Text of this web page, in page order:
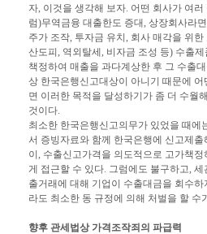
자, 이것을 생각해 보자. 어떤 회사가 여
럼)무역금융 대출한도 증대, 상장회사라
주가 조작, 투자금 유치, 회사 매각을 위한
산도피, 역외탈세, 비자금 조성 등) 수출
책정하여 매출을 과다계상한 후 그 수출
상 한국은행신고대상이 아니기 때문에
면 이러한 목적을 달성하기가 좀 더 수월
것이다.
최소한 한국은행신고의무가 있었을 때에
서 증빙자료와 함께 한국은행에 신고제
이, 수출신고가격을 의도적으로 고가책
게 접근할 수 있다. 그럼에도 불구하고,
출거래에 대해 기업이 수출대금을 회수
라도 최소한 동 규정에 의해 처벌을 할 수
향후 관세법상 가격조작죄의 파급력